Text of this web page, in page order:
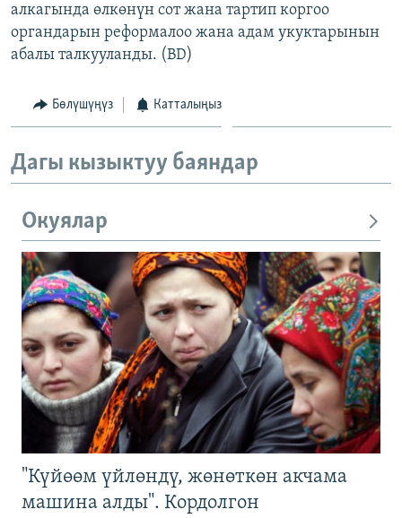
ЭЕ/АРнун бардык сайттары
алкагында өлкөнүн сот жана тартип коргоо
органдарын реформалоо жана адам укуктарынын
абалы талкууланды. (BD)
Бөлүшүңүз Катталыңыз
Дагы кызыктуу баяндар
Окуялар
"Күйөөм үйлөндү, жөнөткөн акчама
машина алды". Кордолгон